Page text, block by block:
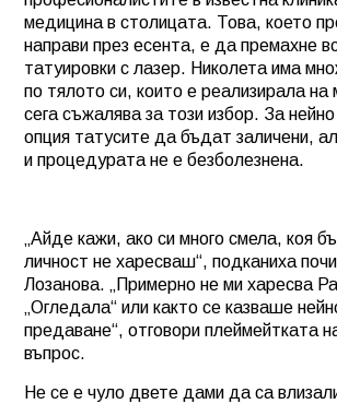
медицина в столицата. Това, което
направи през есента, е да премахне
татуировки с лазер. Николета има
по тялото си, които е реализирала на
сега съжалява за този избор. За
опция татусите да бъдат заличени,
и процедурата не е безболезнена.
„Айде кажи, ако си много смела, коя
личност не харесваш“, подканиха
Лозанова. „Примерно не ми харесва
„Огледала“ или както се казваше
предаване“, отговори плеймейтката
въпрос.
Не се е чуло двете дами да са